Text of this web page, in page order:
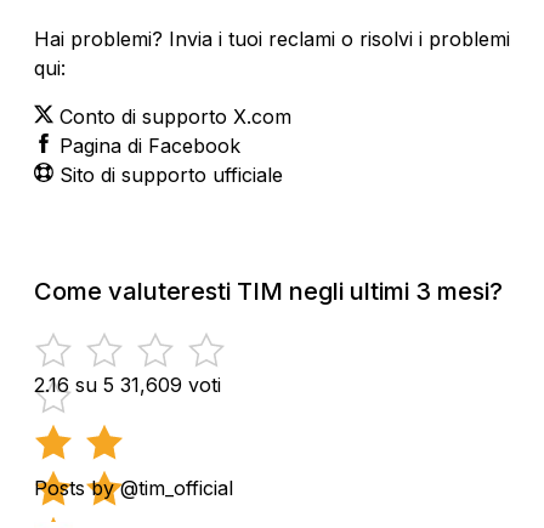
Hai problemi? Invia i tuoi reclami o risolvi i problemi
qui:
Conto di supporto X.com
Pagina di Facebook
Sito di supporto ufficiale
Come valuteresti TIM negli ultimi 3 mesi?
2.16 su 5 31,609 voti
Posts by @tim_official